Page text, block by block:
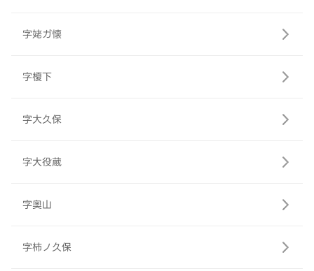
字姥ガ懐
字榎下
字大久保
字大役蔵
字奥山
字柿ノ久保